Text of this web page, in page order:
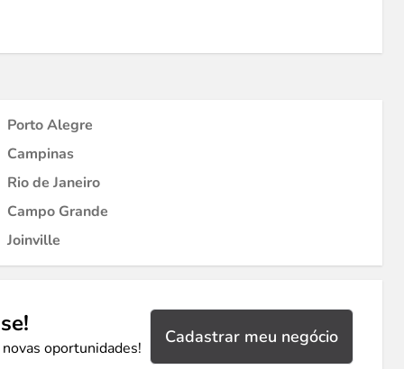
Porto Alegre
Campinas
Rio de Janeiro
Campo Grande
Joinville
oportunidades!
Cadastrar meu negócio